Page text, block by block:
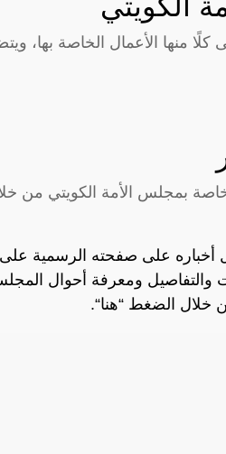
منها الأعمال الخاصة بها،
بمجلس الأمة الكويتي من
على صفحته الرسمية على
والتفاصيل ومعرفة أحوال
خلال الضغط “هنا“.